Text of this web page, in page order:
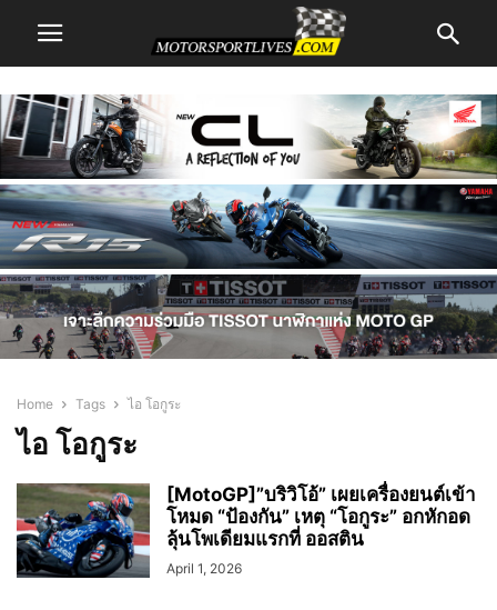
Home Tags ไอ โอกูระ
ไอ โอกูระ
[MotoGP]”บริวิโอ้” เผยเครื่องยนต์เข้า
โหมด “ป้องกัน” เหตุ “โอกูระ” อกหักอด
ลุ้นโพเดียมแรกที่ ออสติน
April 1, 2026